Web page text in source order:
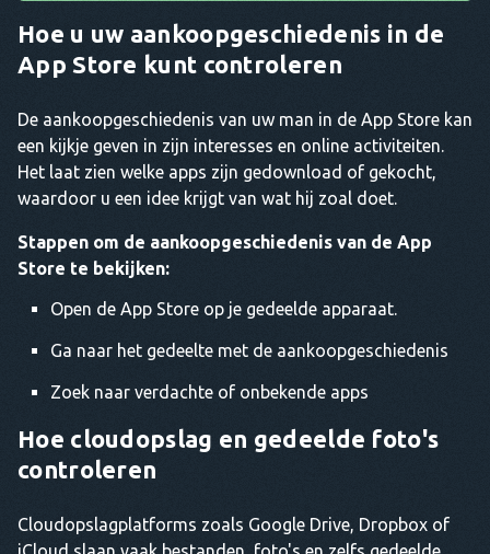
Hoe u uw aankoopgeschiedenis in de
App Store kunt controleren
De aankoopgeschiedenis van uw man in de App Store kan
een kijkje geven in zijn interesses en online activiteiten.
Het laat zien welke apps zijn gedownload of gekocht,
waardoor u een idee krijgt van wat hij zoal doet.
Stappen om de aankoopgeschiedenis van de App
Store te bekijken:
Open de App Store op je gedeelde apparaat.
Ga naar het gedeelte met de aankoopgeschiedenis
Zoek naar verdachte of onbekende apps
Hoe cloudopslag en gedeelde foto's
controleren
Cloudopslagplatforms zoals Google Drive, Dropbox of